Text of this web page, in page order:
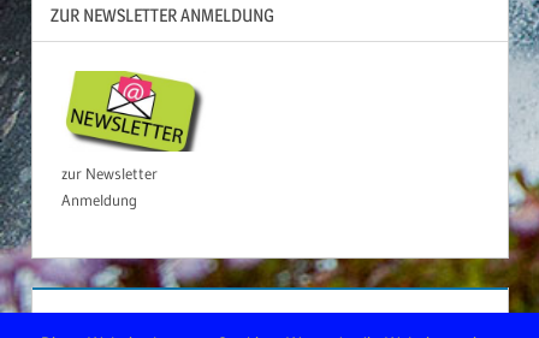
ZUR NEWSLETTER ANMELDUNG
zur Newsletter
Anmeldung